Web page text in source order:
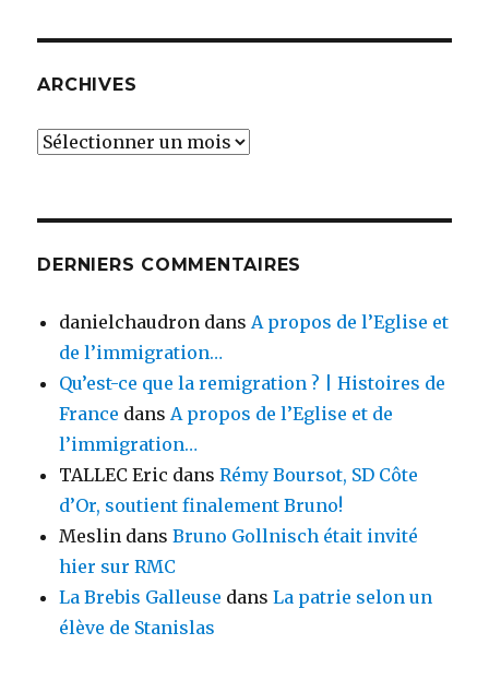
ARCHIVES
Archives
DERNIERS COMMENTAIRES
danielchaudron dansA propos de l’Eglise et
de l’immigration…
Qu’est-ce que la remigration ? | Histoires de
France dansA propos de l’Eglise et de
l’immigration…
TALLEC Eric dansRémy Boursot, SD Côte
d’Or, soutient finalement Bruno!
Meslin dansBruno Gollnisch était invité
hier sur RMC
La Brebis Galleuse dansLa patrie selon un
élève de Stanislas